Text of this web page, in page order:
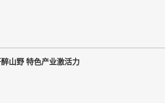
山野 特色产业激活力